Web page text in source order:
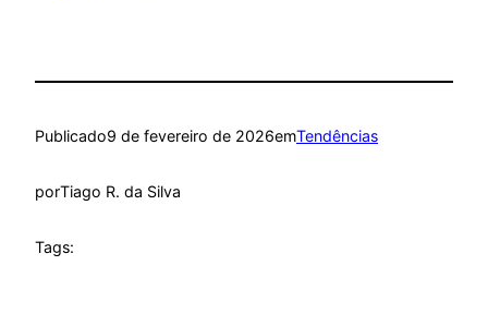
Publicado9 de fevereiro de 2026emTendências
porTiago R. da Silva
Tags: